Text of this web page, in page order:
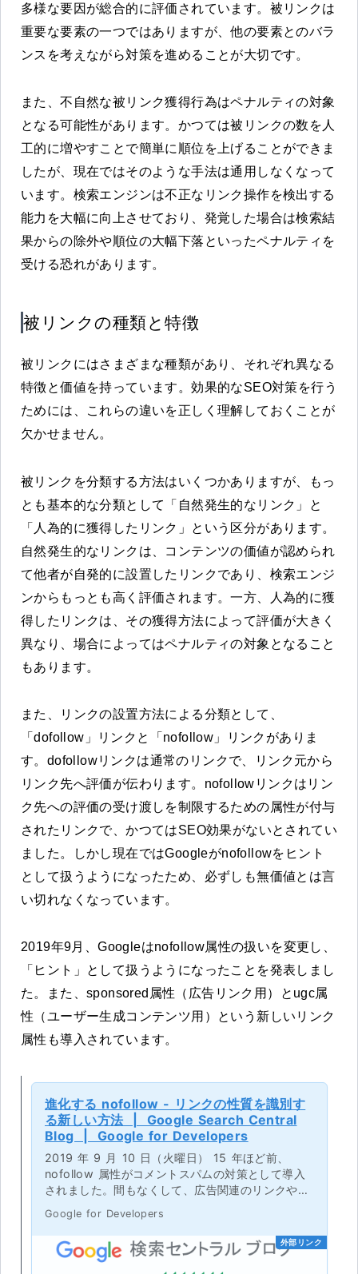
多様な要因が総合的に評価されています。被リンクは
重要な要素の一つではありますが、他の要素とのバラ
ンスを考えながら対策を進めることが大切です。
また、不自然な被リンク獲得行為はペナルティの対象
となる可能性があります。かつては被リンクの数を人
工的に増やすことで簡単に順位を上げることができま
したが、現在ではそのような手法は通用しなくなって
います。検索エンジンは不正なリンク操作を検出する
能力を大幅に向上させており、発覚した場合は検索結
果からの除外や順位の大幅下落といったペナルティを
受ける恐れがあります。
被リンクの種類と特徴
被リンクにはさまざまな種類があり、それぞれ異なる
特徴と価値を持っています。効果的なSEO対策を行う
ためには、これらの違いを正しく理解しておくことが
欠かせません。
被リンクを分類する方法はいくつかありますが、もっ
とも基本的な分類として「自然発生的なリンク」と
「人為的に獲得したリンク」という区分があります。
自然発生的なリンクは、コンテンツの価値が認められ
て他者が自発的に設置したリンクであり、検索エンジ
ンからもっとも高く評価されます。一方、人為的に獲
得したリンクは、その獲得方法によって評価が大きく
異なり、場合によってはペナルティの対象となること
もあります。
また、リンクの設置方法による分類として、
「dofollow」リンクと「nofollow」リンクがありま
す。dofollowリンクは通常のリンクで、リンク元から
リンク先へ評価が伝わります。nofollowリンクはリン
ク先への評価の受け渡しを制限するための属性が付与
されたリンクで、かつてはSEO効果がないとされてい
ました。しかし現在ではGoogleがnofollowをヒント
として扱うようになったため、必ずしも無価値とは言
い切れなくなっています。
2019年9月、Googleはnofollow属性の扱いを変更し、
「ヒント」として扱うようになったことを発表しまし
た。また、sponsored属性（広告リンク用）とugc属
性（ユーザー生成コンテンツ用）という新しいリンク
属性も導入されています。
進化する nofollow - リンクの性質を識別す
る新しい方法 | Google Search Central
Blog | Google for Developers
2019 年 9 月 10 日（火曜日） 15 年ほど前、
nofollow 属性がコメントスパムの対策として導入
されました。間もなくして、広告関連のリンクやス
の推奨方法の一つとなりました。2005 年に
nofollow が導入されて以降、ウェブは進化し、
nofol...
Google for Developers
外部リンク